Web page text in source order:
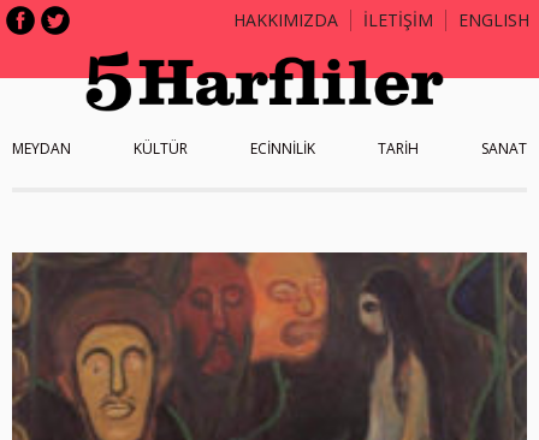
HAKKIMIZDA İLETİŞİM ENGLISH
MEYDAN KÜLTÜR ECİNNİLİK TARİH SANAT